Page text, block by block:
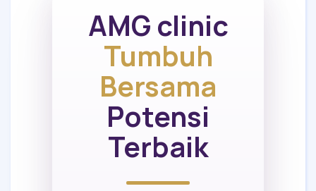
AMG clinic
Tumbuh
Bersama
Potensi
Terbaik